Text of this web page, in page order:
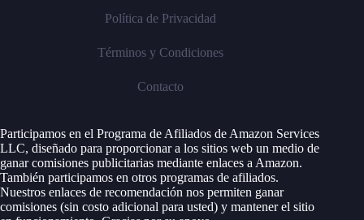
Política de Privacidad
Términos y Condiciones
Contacto
Participamos en el Programa de Afiliados de Amazon Services
LLC, diseñado para proporcionar a los sitios web un medio de
ganar comisiones publicitarias mediante enlaces a Amazon.
También participamos en otros programas de afiliados.
Nuestros enlaces de recomendación nos permiten ganar
comisiones (sin costo adicional para usted) y mantener el sitio